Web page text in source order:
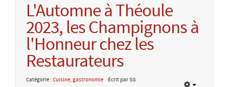
L'Automne à Théoule
2023, les Champignons à
l'Honneur chez les
Restaurateurs
Catégorie : Cuisine, gastronomie Écrit par SG